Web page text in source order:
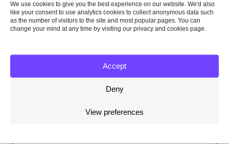
We use cookies to give you the best experience on our website. We'd also
like your consent to use analytics cookies to collect anonymous data such
as the number of visitors to the site and most popular pages. You can
change your mind at any time by visiting our privacy and cookies page.
Accept
Deny
View preferences
Assessing progress preparing for climate change